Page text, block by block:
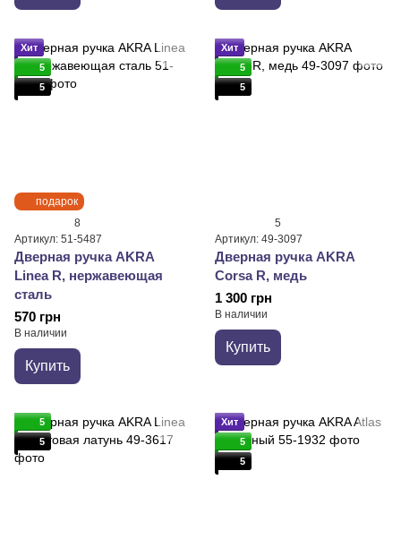
подарок
Хит
5
5
8
Артикул: 51-5487
Дверная ручка AKRA
Linea R, нержавеющая
сталь
570 грн
В наличии
Купить
Хит
5
5
5
Артикул: 49-3097
Дверная ручка AKRA
Corsa R, медь
1 300 грн
В наличии
Купить
5
5
Хит
5
5